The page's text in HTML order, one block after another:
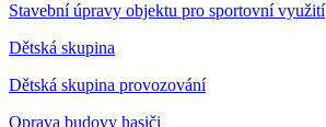
Stavební úpravy objektu pro sportovní využití
Dětská skupina
Dětská skupina provozování
Oprava budovy hasiči